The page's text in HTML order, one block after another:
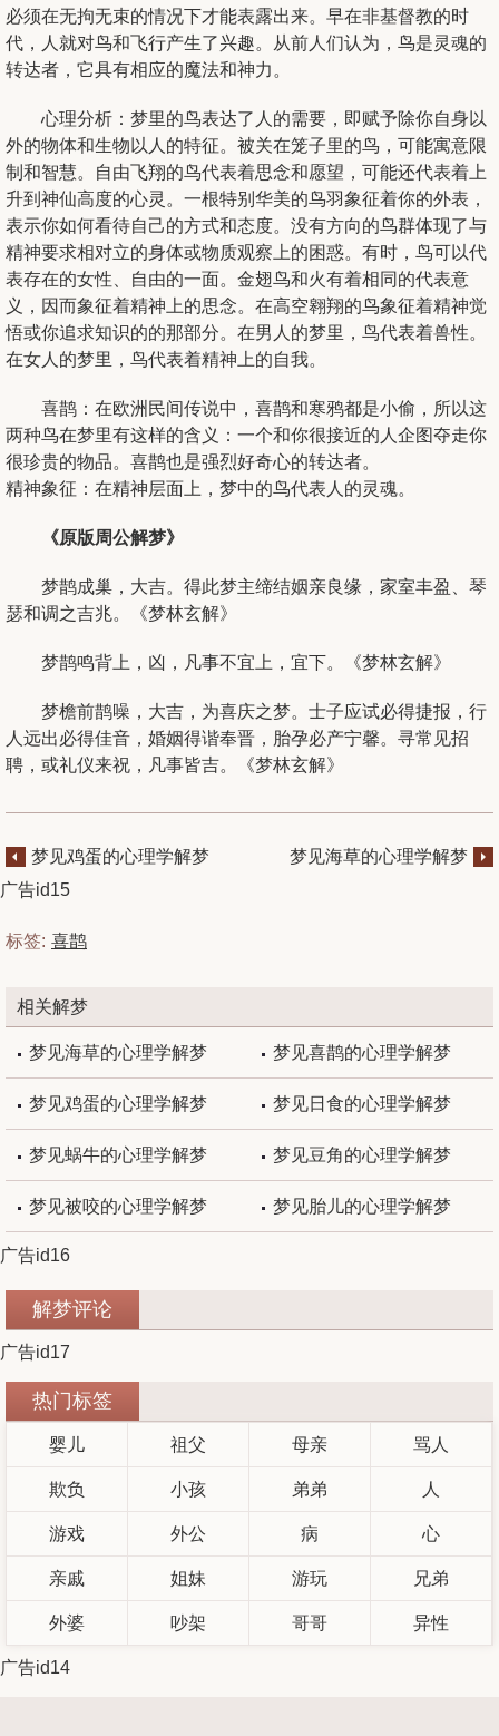
必须在无拘无束的情况下才能表露出来。早在非基督教的时
代，人就对鸟和飞行产生了兴趣。从前人们认为，鸟是灵魂的
转达者，它具有相应的魔法和神力。
心理分析：梦里的鸟表达了人的需要，即赋予除你自身以
外的物体和生物以人的特征。被关在笼子里的鸟，可能寓意限
制和智慧。自由飞翔的鸟代表着思念和愿望，可能还代表着上
升到神仙高度的心灵。一根特别华美的鸟羽象征着你的外表，
表示你如何看待自己的方式和态度。没有方向的鸟群体现了与
精神要求相对立的身体或物质观察上的困惑。有时，鸟可以代
表存在的女性、自由的一面。金翅鸟和火有着相同的代表意
义，因而象征着精神上的思念。在高空翱翔的鸟象征着精神觉
悟或你追求知识的的那部分。在男人的梦里，鸟代表着兽性。
在女人的梦里，鸟代表着精神上的自我。
喜鹊：在欧洲民间传说中，喜鹊和寒鸦都是小偷，所以这
两种鸟在梦里有这样的含义：一个和你很接近的人企图夺走你
很珍贵的物品。喜鹊也是强烈好奇心的转达者。
精神象征：在精神层面上，梦中的鸟代表人的灵魂。
《原版周公解梦》
梦鹊成巢，大吉。得此梦主缔结姻亲良缘，家室丰盈、琴
瑟和调之吉兆。《梦林玄解》
梦鹊鸣背上，凶，凡事不宜上，宜下。《梦林玄解》
梦檐前鹊噪，大吉，为喜庆之梦。士子应试必得捷报，行
人远出必得佳音，婚姻得谐奉晋，胎孕必产宁馨。寻常见招
聘，或礼仪来祝，凡事皆吉。《梦林玄解》
梦见鸡蛋的心理学解梦
梦见海草的心理学解梦
广告id15
标签: 喜鹊
相关解梦
梦见海草的心理学解梦 梦见喜鹊的心理学解梦
梦见鸡蛋的心理学解梦 梦见日食的心理学解梦
梦见蜗牛的心理学解梦 梦见豆角的心理学解梦
梦见被咬的心理学解梦 梦见胎儿的心理学解梦
广告id16
解梦评论
广告id17
热门标签
婴儿 祖父 母亲 骂人
欺负 小孩 弟弟 人
游戏 外公 病 心
亲戚 姐妹 游玩 兄弟
外婆 吵架 哥哥 异性
广告id14